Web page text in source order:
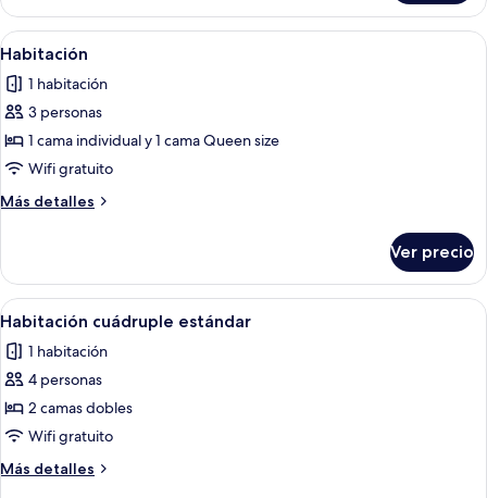
doble
estándar
Abrir
todas
las
fotos
de
Habitación
Habitación de hotel con tres camas,
4
Habitación
1 habitación
3 personas
1 cama individual y 1 cama Queen size
Wifi gratuito
Más detalles
Más
Ver precio
Abrir
todas
las
fotos
de
Habitación
cuádruple
estándar
Una habitación con dos camas, una
4
Habitación cuádruple estándar
1 habitación
4 personas
2 camas dobles
Wifi gratuito
Más detalles
Más